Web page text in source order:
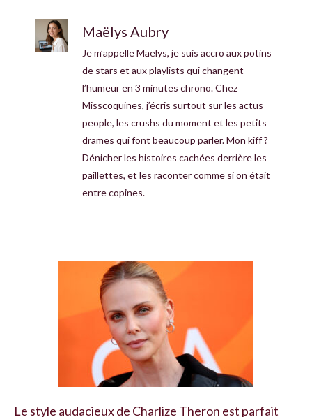
Maëlys Aubry
Je m’appelle Maëlys, je suis accro aux potins
de stars et aux playlists qui changent
l’humeur en 3 minutes chrono. Chez
Misscoquines, j’écris surtout sur les actus
people, les crushs du moment et les petits
drames qui font beaucoup parler. Mon kiff ?
Dénicher les histoires cachées derrière les
paillettes, et les raconter comme si on était
entre copines.
Le style audacieux de Charlize Theron est parfait